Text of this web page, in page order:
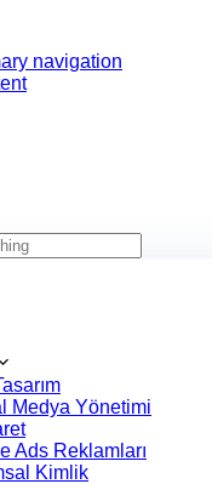
navigation
Medya Yönetimi
Ads Reklamları
Kimlik